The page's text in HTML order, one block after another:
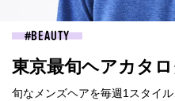
BEAUTY
東京最旬ヘアカタ
旬なメンズヘアを毎週1スタイ